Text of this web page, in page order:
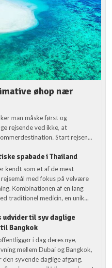
øhop nær
man måske først og
rejsende ved ikke, at
Start rejsen...
spabade i Thailand
kendt som et af de mest
med fokus på velvære
Kombinationen af en lang
traditionel medicin, en unik...
udvider til syv daglige
Bangkok
i dag deres nye,
mellem Dubai og Bangkok,
den syvende daglige afgang.